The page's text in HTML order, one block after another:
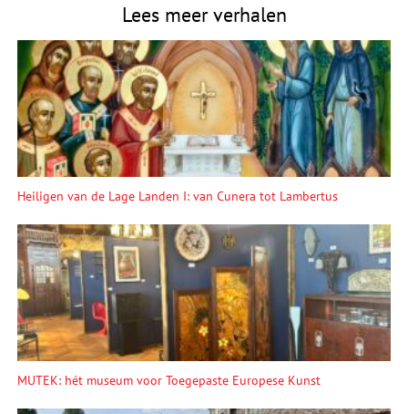
Lees meer verhalen
Heiligen van de Lage Landen I: van Cunera tot Lambertus
MUTEK: hét museum voor Toegepaste Europese Kunst